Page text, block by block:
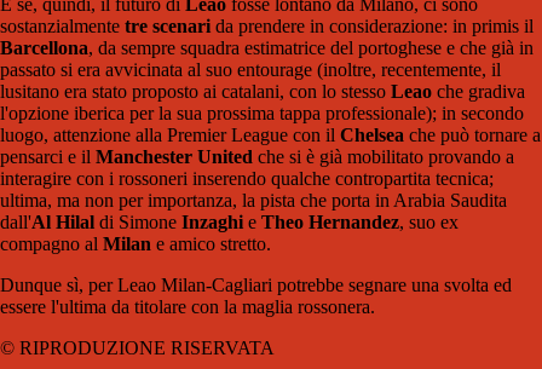
E se, quindi, il futuro di Leao fosse lontano da Milano, ci sono
sostanzialmente tre scenari da prendere in considerazione: in primis il
Barcellona, da sempre squadra estimatrice del portoghese e che già in
passato si era avvicinata al suo entourage (inoltre, recentemente, il
lusitano era stato proposto ai catalani, con lo stesso Leao che gradiva
l'opzione iberica per la sua prossima tappa professionale); in secondo
luogo, attenzione alla Premier League con il Chelsea che può tornare a
pensarci e il Manchester United che si è già mobilitato provando a
interagire con i rossoneri inserendo qualche contropartita tecnica;
ultima, ma non per importanza, la pista che porta in Arabia Saudita
dall'Al Hilal di Simone Inzaghi e Theo Hernandez, suo ex
compagno al Milan e amico stretto.
Dunque sì, per Leao Milan-Cagliari potrebbe segnare una svolta ed
essere l'ultima da titolare con la maglia rossonera.
© RIPRODUZIONE RISERVATA